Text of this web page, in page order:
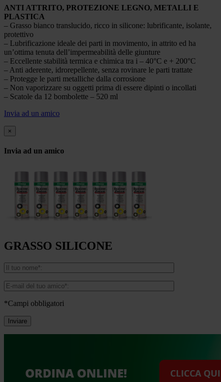
ANTI ATTRITO, PROTEZIONE LEGNO, METALLI E
PLASTICA
– Grasso bianco translucido, ricco in silicone: lubrificante, isolante,
protettivo
– Lubrificazione ideale dei parti in movimento, in attrito ed ha
un’ottima tenuta dell’impermeabilità delle giunture
– Eccellente stabilità termica e chimica tra i – 40°C e + 200°C
– Anti aderente, idrorepellente, senza rovinare le parti trattate
– Protegge le parti metalliche dalla corrosione
– Non vaporizzare su oggetti prima di essere dipinti o incollati
– Scatole da 12 bombolette – 520 ml
Invia ad un amico
×
Invia ad un amico
GRASSO SILICONE
*Campi obbligatori